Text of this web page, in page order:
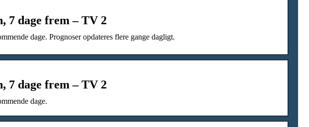
7 dage frem – TV 2
dage. Prognoser opdateres flere gange dagligt.
7 dage frem – TV 2
dage.